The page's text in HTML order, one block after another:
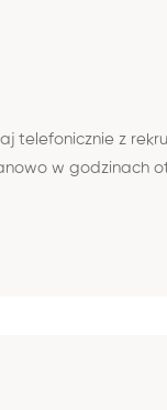
telefonicznie z
w godzinach